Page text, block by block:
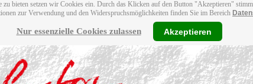
zu bieten setzen wir Cookies ein. Durch das Klicken auf den Button "Akzeptieren"
zur Verwendung und den Widerspruchsmöglichkeiten finden Sie im Bereich
Nur essenzielle Cookies zulassen Akzeptieren